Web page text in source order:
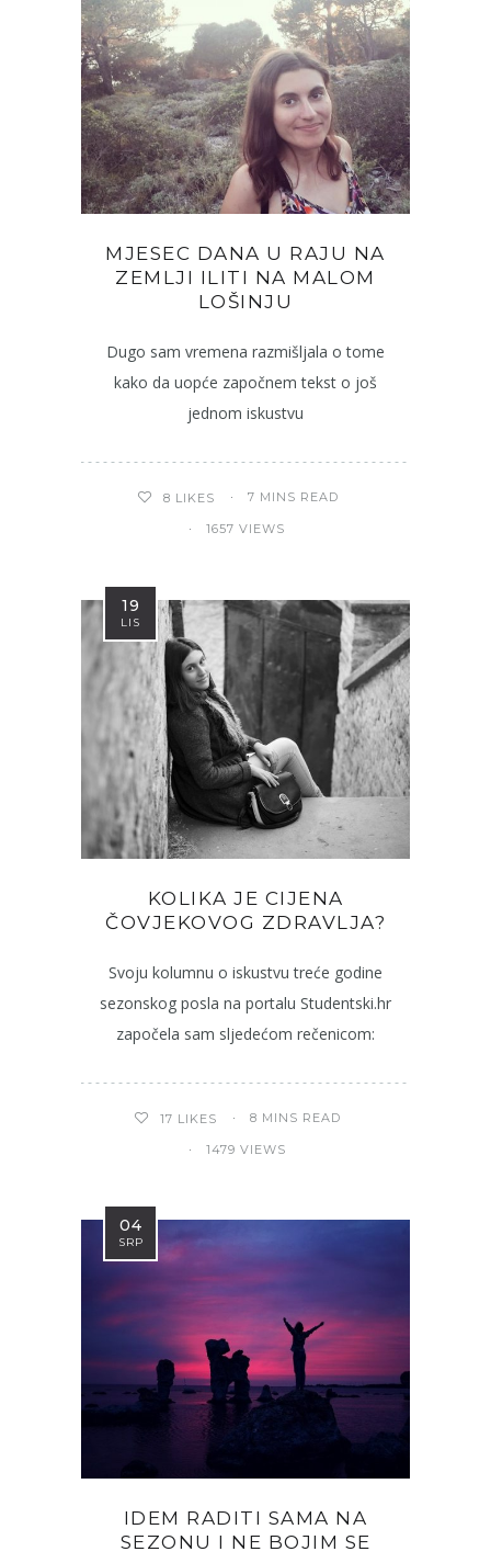
MJESEC DANA U RAJU NA
ZEMLJI ILITI NA MALOM
LOŠINJU
Dugo sam vremena razmišljala o tome
kako da uopće započnem tekst o još
jednom iskustvu
8 LIKES 7 MINS READ
1657 VIEWS
19
LIS
KOLIKA JE CIJENA
ČOVJEKOVOG ZDRAVLJA?
Svoju kolumnu o iskustvu treće godine
sezonskog posla na portalu Studentski.hr
započela sam sljedećom rečenicom:
17 LIKES 8 MINS READ
1479 VIEWS
04
SRP
IDEM RADITI SAMA NA
SEZONU I NE BOJIM SE